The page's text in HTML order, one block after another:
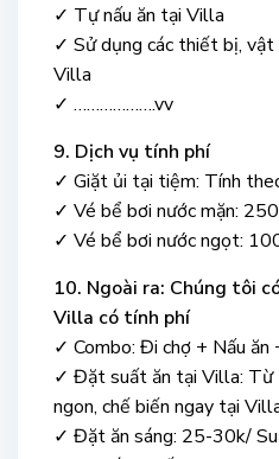
✓ Tự nấu ăn tại Villa
✓ Sử dụng các thiết bị, vật
Villa
✓ ……………….vv
9. Dịch vụ tính phí
✓ Giặt ủi tại tiệm: Tính
✓ Vé bể bơi nước mặn:
✓ Vé bể bơi nước ngọt:
10. Ngoài ra: Chúng tôi
Villa có tính phí
✓ Combo: Đi chợ + Nấu ăn
✓ Đặt suất ăn tại Villa:
ngon, chế biến ngay tại
✓ Đặt ăn sáng: 25-30k/